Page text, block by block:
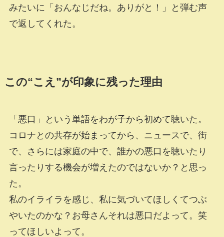
みたいに「おんなじだね。ありがと！」と弾む声
で返してくれた。
この“こえ”が印象に残った理由
「悪口」という単語をわが子から初めて聴いた。
コロナとの共存が始まってから、ニュースで、街
で、さらには家庭の中で、誰かの悪口を聴いたり
言ったりする機会が増えたのではないか？と思っ
た。
私のイライラを感じ、私に気づいてほしくてつぶ
やいたのかな？お母さんそれは悪口だよって。笑
ってほしいよって。